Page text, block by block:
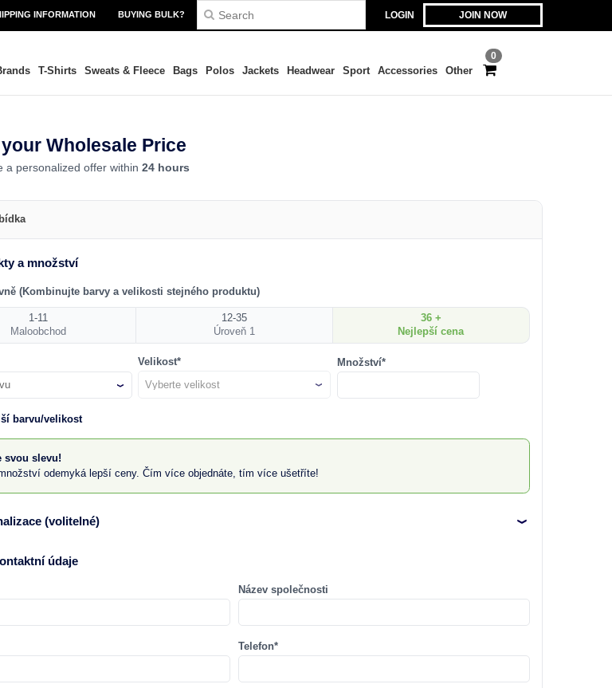
LOGIN JOIN NOW
INFORMATION BUYING BULK?
0
T-Shirts Sweats & Fleece Bags Polos Jackets Headwear Sport Accessories Other
Wholesale Price
a personalized offer within24 hours
a množství
(Kombinujte barvy a velikosti stejného produktu)
1-11
Maloobchod
12-35
Úroveň 1
36 +
Nejlepší cena
Velikost* Množství*
barvu/velikost
svou slevu!
odemyká lepší ceny. Čím více objednáte, tím více ušetříte!
(volitelné)
údaje
Název společnosti
Telefon*